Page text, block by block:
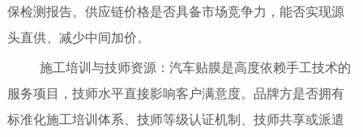
保检测报告。供应链价格是否具备市场竞争力，能否实现源
头直供、减少中间加价。
施工培训与技师资源：汽车贴膜是高度依赖手工技术的
服务项目，技师水平直接影响客户满意度。品牌方是否拥有
标准化施工培训体系、技师等级认证机制、技师共享或派遣